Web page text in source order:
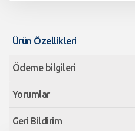
Ürün Özellikleri
Ödeme bilgileri
Yorumlar
Geri Bildirim